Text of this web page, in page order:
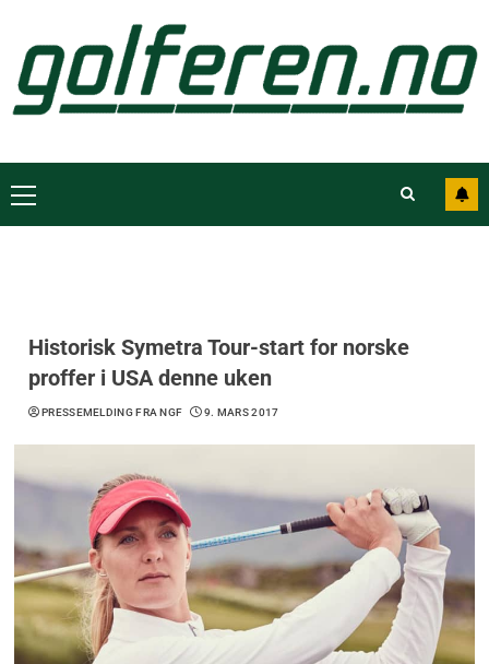
Historisk Symetra Tour-start for norske
proffer i USA denne uken
PRESSEMELDING FRA NGF 9. MARS 2017